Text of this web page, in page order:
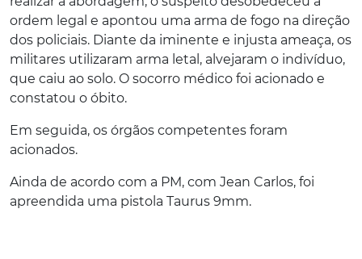
ordem legal e apontou uma arma de fogo na direção
dos policiais. Diante da iminente e injusta ameaça, os
militares utilizaram arma letal, alvejaram o indivíduo,
que caiu ao solo. O socorro médico foi acionado e
constatou o óbito.
Em seguida, os órgãos competentes foram
acionados.
Ainda de acordo com a PM, com Jean Carlos, foi
apreendida uma pistola Taurus 9mm.